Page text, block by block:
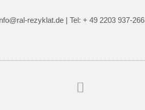
rezyklat.de | Tel: + 49 2203 937-266